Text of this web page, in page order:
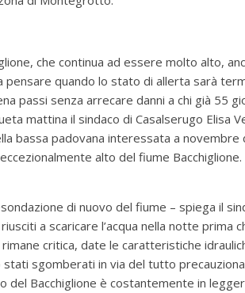
che continua ad essere molto alto,
pensare quando lo stato di allerta sarà
passi senza arrecare danni a chi già 55
mattina il sindaco di Casalserugo Elisa
bassa padovana interessata a novembre
alto del fiume Bacchiglione.
di nuovo del fiume – spiega il
a scaricare l’acqua nella notte prima
critica, date le caratteristiche
sgomberati in via del tutto
del Bacchiglione è costantemente in